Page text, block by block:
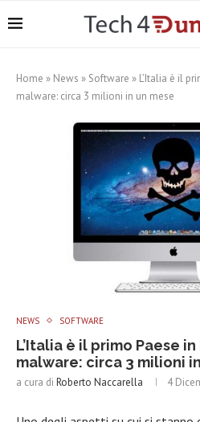
Home » News » Software » L’Italia è il
malware: circa 3 milioni in un mese
NEWS SOFTWARE
L’Italia è il primo Paese
malware: circa 3 milioni
a cura di Roberto Naccarella 4